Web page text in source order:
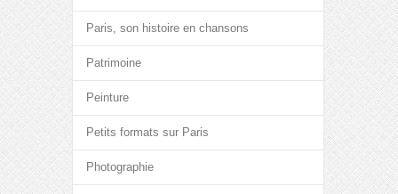
Paris, son histoire en chansons
Patrimoine
Peinture
Petits formats sur Paris
Photographie